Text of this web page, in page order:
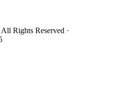
Rights Reserved ·